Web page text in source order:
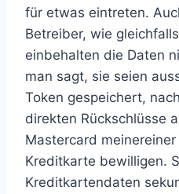
für etwas eintreten.
Betreiber, wie
einbehalten die Daten
man sagt, sie seien
Token gespeichert,
direkten Rückschlüsse
Mastercard
Kreditkarte bewilligen.
Kreditkartendaten